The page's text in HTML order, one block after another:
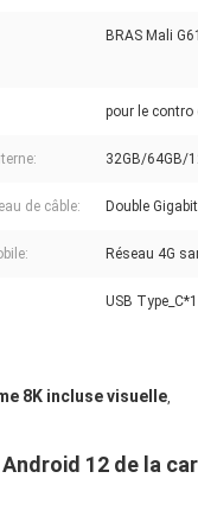
BRAS Mali
pour le contro
32GB/64GB/
de câble: Double
Réseau 4G
USB Type_C*1
8K incluse visuelle,
Android 12 de la